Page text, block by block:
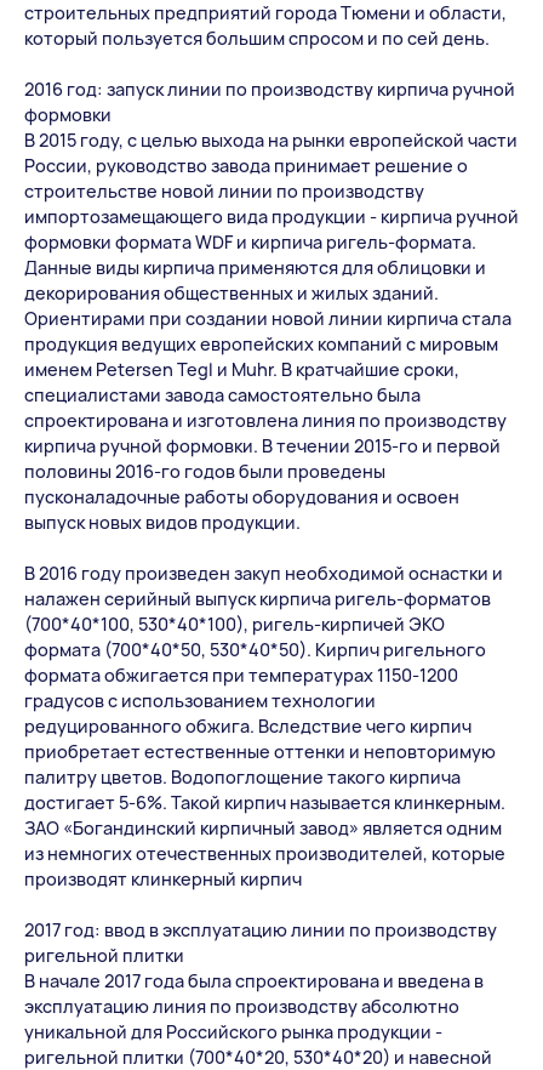
строительных предприятий города Тюмени и области,
который пользуется большим спросом и по сей день.
2016 год: запуск линии по производству кирпича ручной
формовки
В 2015 году, с целью выхода на рынки европейской части
России, руководство завода принимает решение о
строительстве новой линии по производству
импортозамещающего вида продукции - кирпича ручной
формовки формата WDF и кирпича ригель-формата.
Данные виды кирпича применяются для облицовки и
декорирования общественных и жилых зданий.
Ориентирами при создании новой линии кирпича стала
продукция ведущих европейских компаний с мировым
именем Petersen Tegl и Muhr. В кратчайшие сроки,
специалистами завода самостоятельно была
спроектирована и изготовлена линия по производству
кирпича ручной формовки. В течении 2015-го и первой
половины 2016-го годов были проведены
пусконаладочные работы оборудования и освоен
выпуск новых видов продукции.
В 2016 году произведен закуп необходимой оснастки и
налажен серийный выпуск кирпича ригель-форматов
(700*40*100, 530*40*100), ригель-кирпичей ЭКО
формата (700*40*50, 530*40*50). Кирпич ригельного
формата обжигается при температурах 1150-1200
градусов с использованием технологии
редуцированного обжига. Вследствие чего кирпич
приобретает естественные оттенки и неповторимую
палитру цветов. Водопоглощение такого кирпича
достигает 5-6%. Такой кирпич называется клинкерным.
ЗАО «Богандинский кирпичный завод» является одним
из немногих отечественных производителей, которые
производят клинкерный кирпич
2017 год: ввод в эксплуатацию линии по производству
ригельной плитки
В начале 2017 года была спроектирована и введена в
эксплуатацию линия по производству абсолютно
уникальной для Российского рынка продукции -
ригельной плитки (700*40*20, 530*40*20) и навесной